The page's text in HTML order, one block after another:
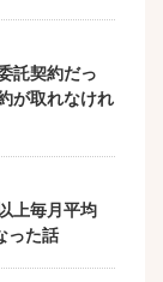
託契約だっ
が取れなけれ
上毎月平均
った話